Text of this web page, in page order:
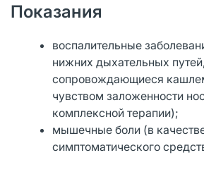
Показания
воспалительные
нижних дыхательных путей,
сопровождающиеся
чувством заложенности
комплексной терапии);
мышечные боли (в
симптоматического